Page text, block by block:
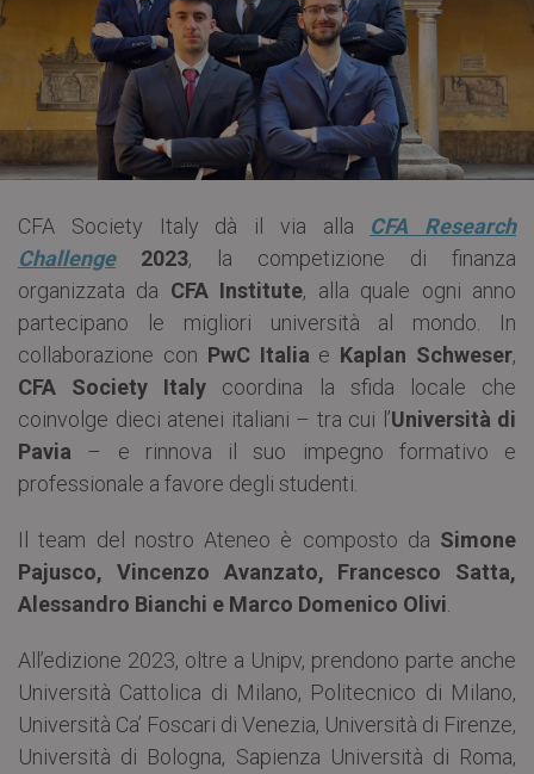
CFA Society Italy dà il via alla CFA Research
Challenge2023, la competizione di finanza
organizzata da CFA Institute, alla quale ogni anno
partecipano le migliori università al mondo. In
collaborazione con PwC Italia e Kaplan Schweser,
CFA Society Italy coordina la sfida locale che
coinvolge dieci atenei italiani – tra cui l’Università di
Pavia – e rinnova il suo impegno formativo e
professionale a favore degli studenti.
Il team del nostro Ateneo è composto da Simone
Pajusco, Vincenzo Avanzato, Francesco Satta,
Alessandro Bianchi e Marco Domenico Olivi
All’edizione 2023, oltre a Unipv, prendono parte anche
Università Cattolica di Milano, Politecnico di Milano,
Università Ca’ Foscari di Venezia, Università di Firenze,
Università di Bologna, Sapienza Università di Roma,